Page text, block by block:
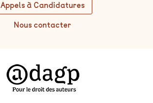
Appels à Candidatures
Nous contacter